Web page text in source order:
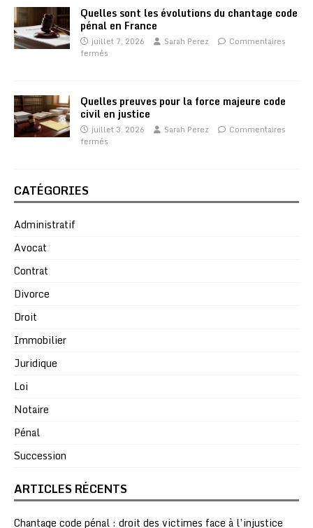
Quelles sont les évolutions du chantage code
pénal en France
juillet 7, 2026 Sarah Perez
Commentaires
fermés
Quelles preuves pour la force majeure code
civil en justice
juillet 3, 2026 Sarah Perez
Commentaires
fermés
CATÉGORIES
Administratif
Avocat
Contrat
Divorce
Droit
Immobilier
Juridique
Loi
Notaire
Pénal
Succession
ARTICLES RÉCENTS
Chantage code pénal : droit des victimes face à l’injustice